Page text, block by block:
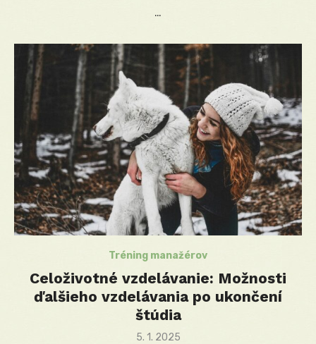
…
Tréning manažérov
Celoživotné vzdelávanie: Možnosti
ďalšieho vzdelávania po ukončení
štúdia
Posted
5. 1. 2025